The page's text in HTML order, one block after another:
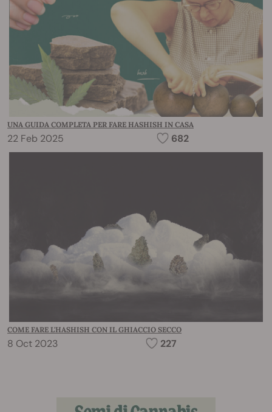
UNA GUIDA COMPLETA PER FARE HASHISH IN CASA
22 Feb 2025 682
COME FARE L'HASHISH CON IL GHIACCIO SECCO
8 Oct 2023 227